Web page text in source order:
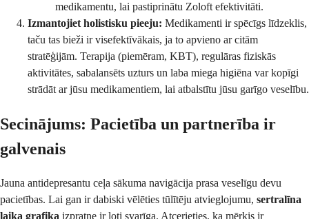
medikamentu, lai pastiprinātu Zoloft efektivitāti.
Izmantojiet holistisku pieeju: Medikamenti ir spēcīgs līdzeklis,
taču tas bieži ir visefektīvākais, ja to apvieno ar citām
stratēģijām. Terapija (piemēram, KBT), regulāras fiziskās
aktivitātes, sabalansēts uzturs un laba miega higiēna var kopīgi
strādāt ar jūsu medikamentiem, lai atbalstītu jūsu garīgo veselību.
Secinājums: Pacietība un partnerība ir
galvenais
Jauna antidepresantu ceļa sākuma navigācija prasa veselīgu devu
pacietības. Lai gan ir dabiski vēlēties tūlītēju atvieglojumu, sertralīna
laika grafika izpratne ir ļoti svarīga. Atcerieties, ka mērķis ir